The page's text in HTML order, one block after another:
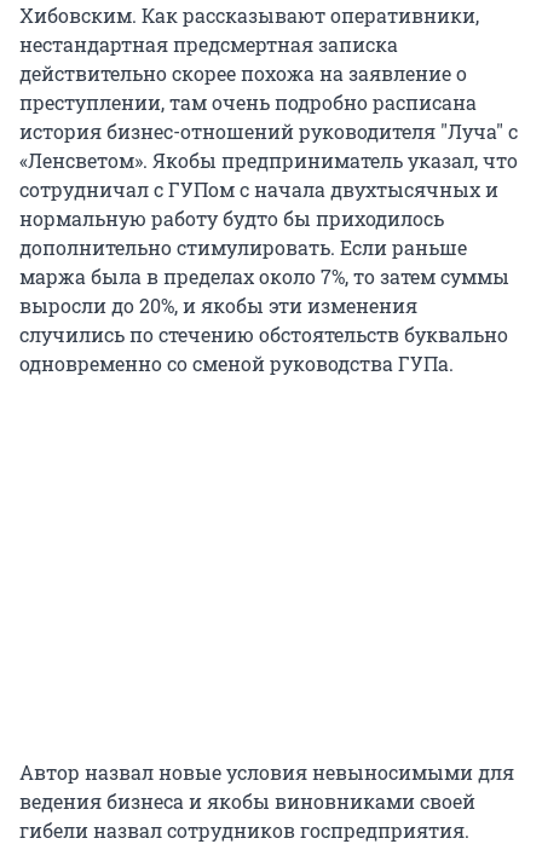
Хибовским. Как рассказывают оперативники,
нестандартная предсмертная записка
действительно скорее похожа на заявление о
преступлении, там очень подробно расписана
история бизнес-отношений руководителя "Луча" с
«Ленсветом». Якобы предприниматель указал, что
сотрудничал с ГУПом с начала двухтысячных и
нормальную работу будто бы приходилось
дополнительно стимулировать. Если раньше
маржа была в пределах около 7%, то затем суммы
выросли до 20%, и якобы эти изменения
случились по стечению обстоятельств буквально
одновременно со сменой руководства ГУПа.
Автор назвал новые условия невыносимыми для
ведения бизнеса и якобы виновниками своей
гибели назвал сотрудников госпредприятия.